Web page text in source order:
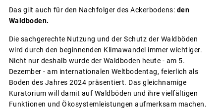
Das gilt auch für den Nachfolger des Ackerbodens: den
Waldboden.
Die sachgerechte Nutzung und der Schutz der Waldböden
wird durch den beginnenden Klimawandel immer wichtiger.
Nicht nur deshalb wurde der Waldboden heute - am 5.
Dezember - am internationalen Weltbodentag, feierlich als
Boden des Jahres 2024 präsentiert. Das gleichnamige
Kuratorium will damit auf Waldböden und ihre vielfältigen
Funktionen und Ökosystemleistungen aufmerksam machen.